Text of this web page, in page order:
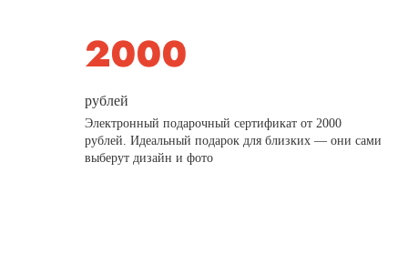
рублей
Электронный подарочный сертификат от 2000
рублей. Идеальный подарок для близких — они сами
выберут дизайн и фото